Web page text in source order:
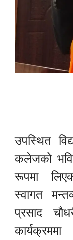
उपस्थित
कलेजको
रूपमा
स्वागत
प्रसाद